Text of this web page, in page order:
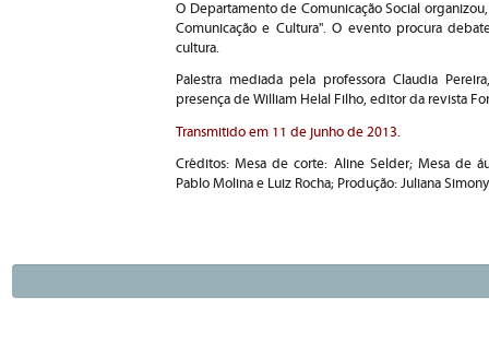
O Departamento de Comunicação Social
Comunicação e Cultura". O evento procura
cultura.
Palestra mediada pela professora Claudia
presença de William Helal Filho, editor da revista
Transmitido em 11 de junho de 2013.
Créditos: Mesa de corte: Aline Selder; Mesa de
Pablo Molina e Luiz Rocha; Produção: Juliana